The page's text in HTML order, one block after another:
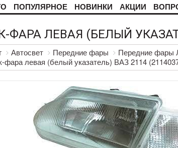
ПОПУЛЯРНОЕ НОВИНКИ АКЦИИ
ФАРА ЛЕВАЯ (БЕЛЫЙ
Автосвет Передние фары
Передние фары
фара левая (белый указатель) ВАЗ 2114